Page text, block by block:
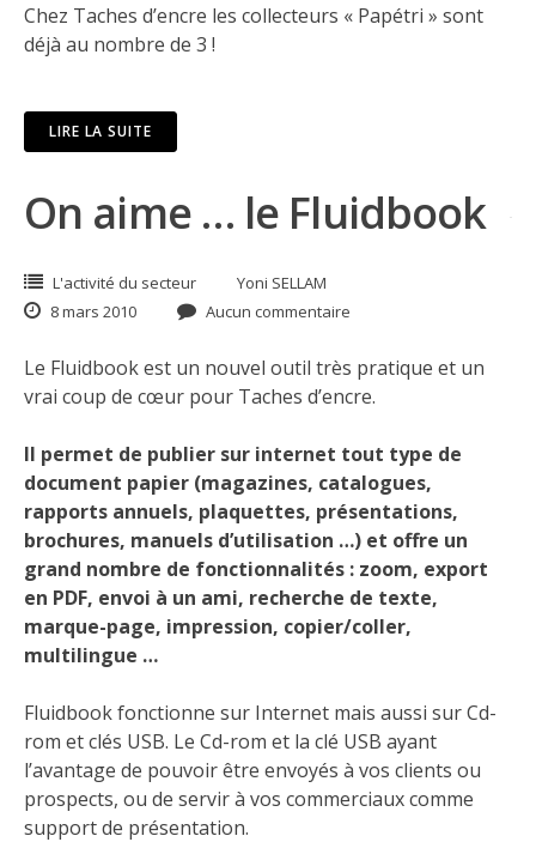
Chez Taches d’encre les collecteurs « Papétri » sont
déjà au nombre de 3 !
LIRE LA SUITE
On aime … le Fluidbook
L'activité du secteur
Yoni SELLAM
8 mars 2010
Aucun commentaire
Le Fluidbook est un nouvel outil très pratique et un
vrai coup de cœur pour Taches d’encre.
Il permet de publier sur internet tout type de
document papier (magazines, catalogues,
rapports annuels, plaquettes, présentations,
brochures, manuels d’utilisation …) et offre un
grand nombre de fonctionnalités : zoom, export
en PDF, envoi à un ami, recherche de texte,
marque-page, impression, copier/coller,
multilingue …
Fluidbook fonctionne sur Internet mais aussi sur Cd-
rom et clés USB. Le Cd-rom et la clé USB ayant
l’avantage de pouvoir être envoyés à vos clients ou
prospects, ou de servir à vos commerciaux comme
support de présentation.